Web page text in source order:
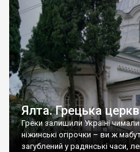
Ялта. Грецька
Греки залишили Україні
ніжинські огірочки – ви ж
загублений у радянські часи,